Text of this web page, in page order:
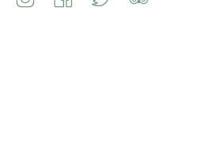
InstagramFacebookTwitter TripAdvisor